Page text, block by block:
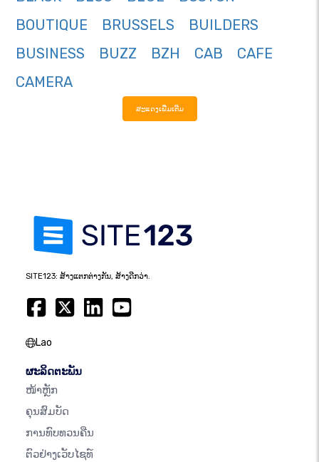
BOUTIQUE
BRUSSELS
BUILDERS
BUSINESS
BUZZ BZH CAB
CAFE
CAMERA
ສະແດງເພີ່ມເຕີມ
SITE123: ສ້າງແຕກຕ່າງກັນ, ສ້າງດີກວ່າ.
Lao
ຜະລິດຕະພັນ
ໜ້າຫຼັກ
ຄຸນສົມບັດ
ການທົບທວນຄືນ
ຕົວຢ່າງເວັບໄຊທ໌